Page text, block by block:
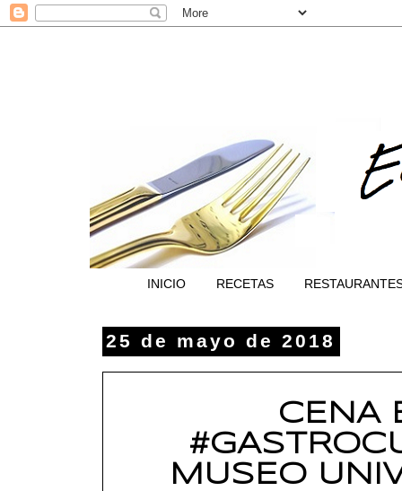
INICIO RECETAS
25 de mayo de 2018
CENA
MUSEO